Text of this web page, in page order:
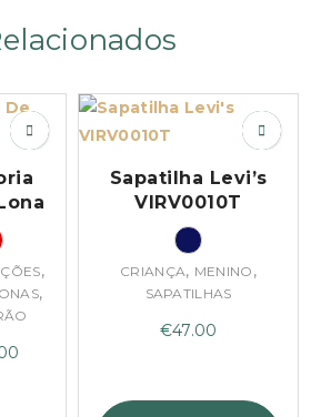
,
,
Sapatilha Levi’s
VIRV0010T
CRIANÇA, MENINO ,
SAPATILHAS
€47.00